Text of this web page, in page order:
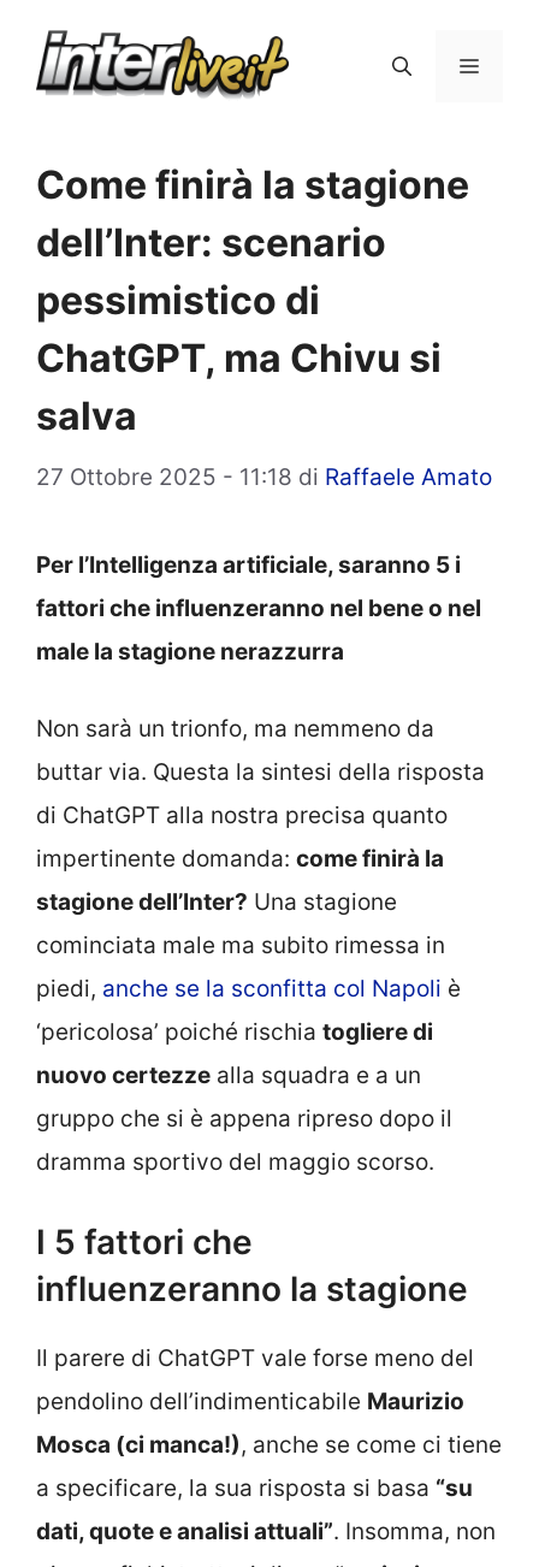
Menu
Come finirà la stagione
dell’Inter: scenario
pessimistico di
ChatGPT, ma Chivu si
salva
27 Ottobre 2025 - 11:18 di Raffaele Amato
Per l’Intelligenza artificiale, saranno 5 i
fattori che influenzeranno nel bene o nel
male la stagione nerazzurra
Non sarà un trionfo, ma nemmeno da
buttar via. Questa la sintesi della risposta
di ChatGPT alla nostra precisa quanto
impertinente domanda: come finirà la
stagione dell’Inter? Una stagione
cominciata male ma subito rimessa in
piedi, anche se la sconfitta col Napoli è
‘pericolosa’ poiché rischia togliere di
nuovo certezze alla squadra e a un
gruppo che si è appena ripreso dopo il
dramma sportivo del maggio scorso.
I 5 fattori che
influenzeranno la stagione
Il parere di ChatGPT vale forse meno del
pendolino dell’indimenticabile Maurizio
Mosca (ci manca!), anche se come ci tiene
a specificare, la sua risposta si basa “su
dati, quote e analisi attuali”. Insomma, non